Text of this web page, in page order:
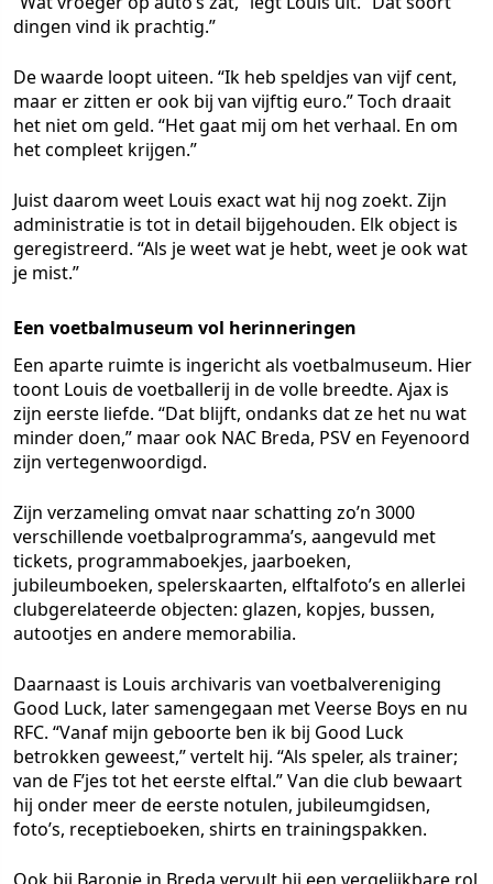
dingen vind ik prachtig.”
De waarde loopt uiteen. “Ik heb speldjes van vijf cent,
maar er zitten er ook bij van vijftig euro.” Toch draait
het niet om geld. “Het gaat mij om het verhaal. En om
het compleet krijgen.”
Juist daarom weet Louis exact wat hij nog zoekt. Zijn
administratie is tot in detail bijgehouden. Elk object is
geregistreerd. “Als je weet wat je hebt, weet je ook wat
je mist.”
Een voetbalmuseum vol herinneringen
Een aparte ruimte is ingericht als voetbalmuseum. Hier
toont Louis de voetballerij in de volle breedte. Ajax is
zijn eerste liefde. “Dat blijft, ondanks dat ze het nu wat
minder doen,” maar ook NAC Breda, PSV en Feyenoord
zijn vertegenwoordigd.
Zijn verzameling omvat naar schatting zo’n 3000
verschillende voetbalprogramma’s, aangevuld met
tickets, programmaboekjes, jaarboeken,
jubileumboeken, spelerskaarten, elftalfoto’s en allerlei
clubgerelateerde objecten: glazen, kopjes, bussen,
autootjes en andere memorabilia.
Daarnaast is Louis archivaris van voetbalvereniging
Good Luck, later samengegaan met Veerse Boys en nu
RFC. “Vanaf mijn geboorte ben ik bij Good Luck
betrokken geweest,” vertelt hij. “Als speler, als trainer;
van de F’jes tot het eerste elftal.” Van die club bewaart
hij onder meer de eerste notulen, jubileumgidsen,
foto’s, receptieboeken, shirts en trainingspakken.